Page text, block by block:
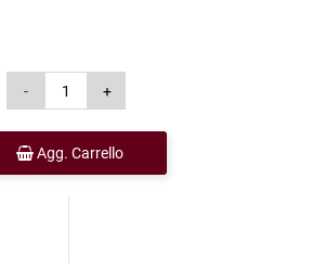
Agg. Carrello